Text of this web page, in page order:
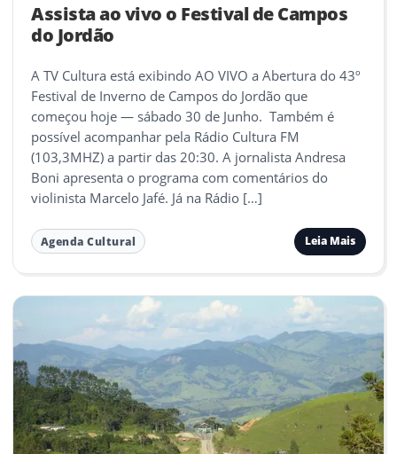
Assista ao vivo o Festival de Campos
do Jordão
A TV Cultura está exibindo AO VIVO a Abertura do 43º
Festival de Inverno de Campos do Jordão que
começou hoje — sábado 30 de Junho. Também é
possível acompanhar pela Rádio Cultura FM
(103,3MHZ) a partir das 20:30. A jornalista Andresa
Boni apresenta o programa com comentários do
violinista Marcelo Jafé. Já na Rádio […]
Agenda Cultural Leia Mais